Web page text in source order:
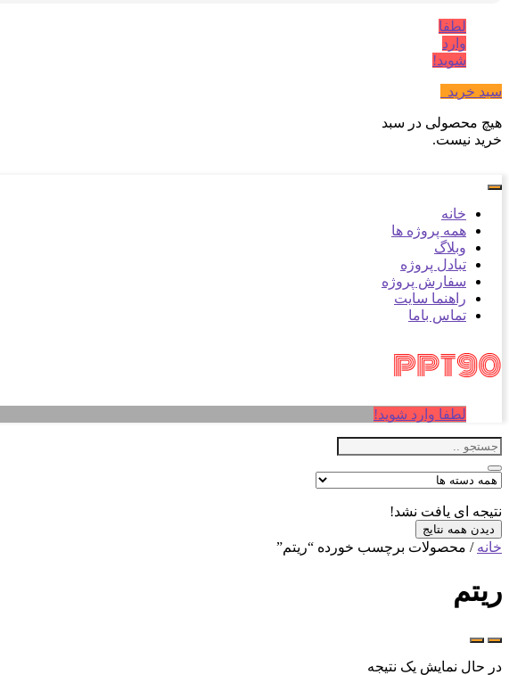
لطفا
وارد
شوید!
سبد خرید
هیچ محصولی در سبد
خرید نیست.
خانه
همه پروژه ها
وبلاگ
تبادل پروژه
سفارش پروژه
راهنما سایت
تماس باما
لطفا وارد شوید!
نتیجه ای یافت نشد!
دیدن همه نتایج
خانه / محصولات برچسب خورده “ریتم”
ریتم
در حال نمایش یک نتیجه